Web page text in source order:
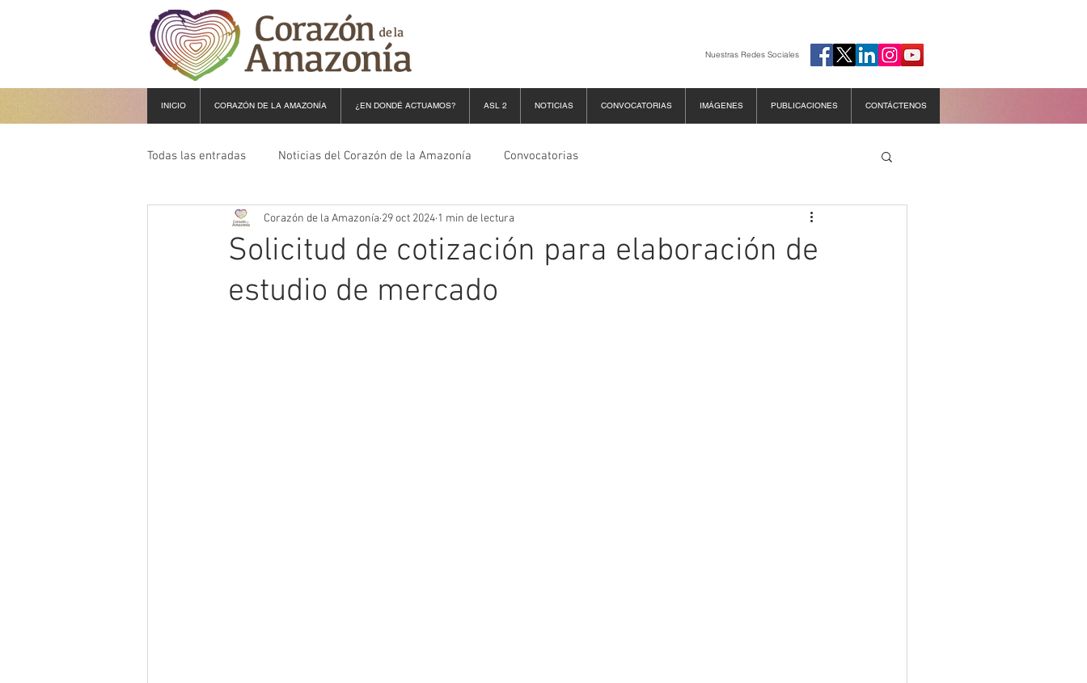
Nuestras Redes Sociales
Todas las entradas Noticias del Corazón de la Amazonía Convocatorias
Solicitud de cotización para elaboración de
estudio de mercado
Corazón de la Amazonía 29 oct 2024 1 min de lectura
INICIO CORAZÓN DE LA AMAZONÍA ¿EN DONDÉ ACTUAMOS? ASL 2 NOTICIAS CONVOCATORIAS IMÁGENES PUBLICACIONES CONTÁCTENOS